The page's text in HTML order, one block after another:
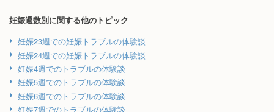
妊娠週数別に関する他のトピック
妊娠23週での妊娠トラブルの体験談
妊娠24週での妊娠トラブルの体験談
妊娠4週でのトラブルの体験談
妊娠5週でのトラブルの体験談
妊娠6週でのトラブルの体験談
妊娠7週でのトラブルの体験談